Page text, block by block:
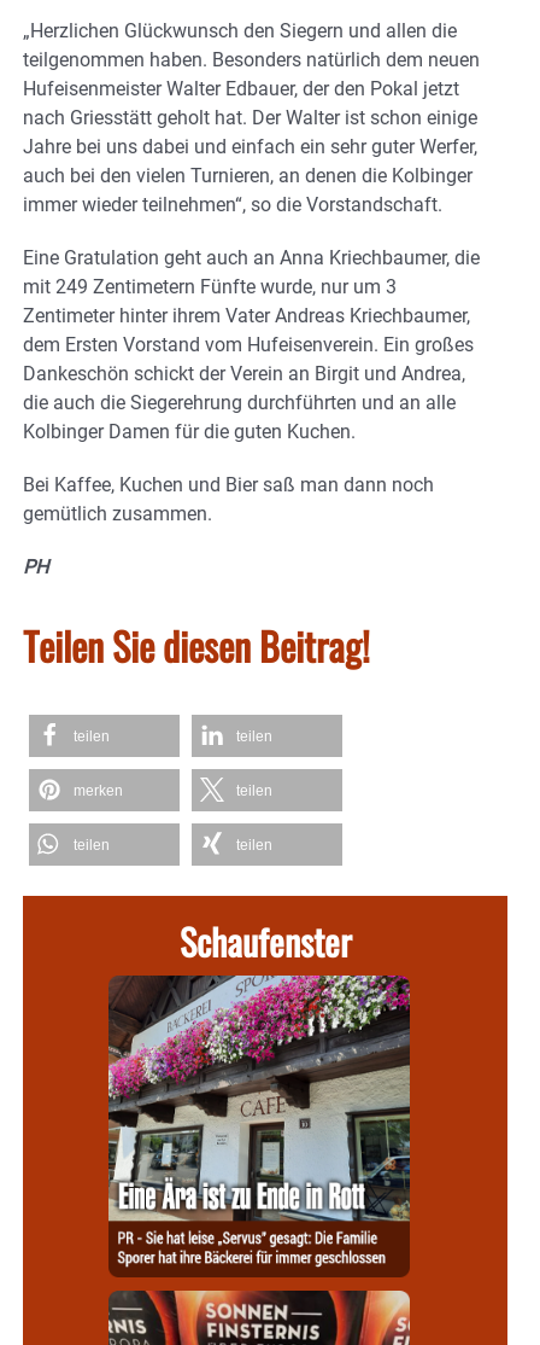
„Herzlichen Glückwunsch den Siegern und allen die
teilgenommen haben. Besonders natürlich dem neuen
Hufeisenmeister Walter Edbauer, der den Pokal jetzt
nach Griesstätt geholt hat. Der Walter ist schon einige
Jahre bei uns dabei und einfach ein sehr guter Werfer,
auch bei den vielen Turnieren, an denen die Kolbinger
immer wieder teilnehmen“, so die Vorstandschaft.
Eine Gratulation geht auch an Anna Kriechbaumer, die
mit 249 Zentimetern Fünfte wurde, nur um 3
Zentimeter hinter ihrem Vater Andreas Kriechbaumer,
dem Ersten Vorstand vom Hufeisenverein. Ein großes
Dankeschön schickt der Verein an Birgit und Andrea,
die auch die Siegerehrung durchführten und an alle
Kolbinger Damen für die guten Kuchen.
Bei Kaffee, Kuchen und Bier saß man dann noch
gemütlich zusammen.
PH
Teilen Sie diesen Beitrag!
teilen teilen
merken teilen
teilen teilen
Schaufenster